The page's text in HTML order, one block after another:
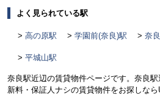
よく見られている駅
高の原駅 学園前(奈良)駅 奈
平城山駅
奈良駅近辺の賃貸物件ページです。奈良
新料・保証人ナシの賃貸物件をお探しな